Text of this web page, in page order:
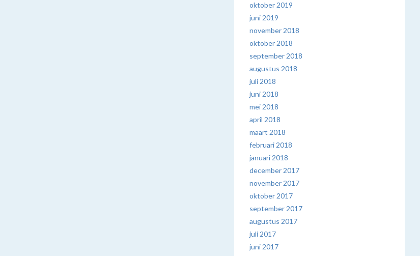
oktober 2019
juni 2019
november 2018
oktober 2018
september 2018
augustus 2018
juli 2018
juni 2018
mei 2018
april 2018
maart 2018
februari 2018
januari 2018
december 2017
november 2017
oktober 2017
september 2017
augustus 2017
juli 2017
juni 2017